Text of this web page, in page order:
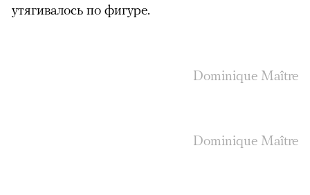
утягивалось по фигуре.
Dominique Maître
Dominique Maître